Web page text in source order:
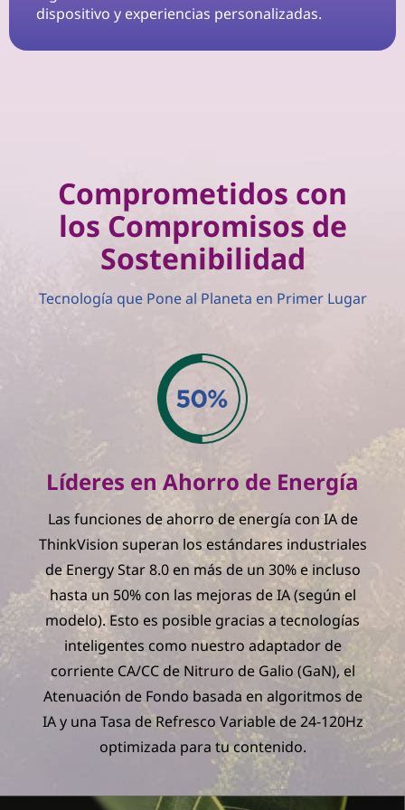
dispositivo y experiencias personalizadas.
Comprometidos con
los Compromisos de
Sostenibilidad
Tecnología que Pone al Planeta en Primer Lugar
Líderes en Ahorro de Energía
Las funciones de ahorro de energía con IA de
ThinkVision superan los estándares industriales
de Energy Star 8.0 en más de un 30% e incluso
hasta un 50% con las mejoras de IA (según el
modelo). Esto es posible gracias a tecnologías
inteligentes como nuestro adaptador de
corriente CA/CC de Nitruro de Galio (GaN), el
Atenuación de Fondo basada en algoritmos de
IA y una Tasa de Refresco Variable de 24-120Hz
optimizada para tu contenido.